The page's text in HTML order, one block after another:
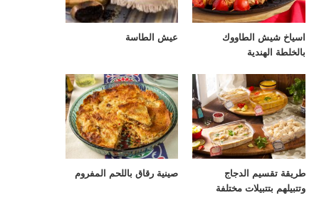
اسياخ شيش الطاووك
بالخلطة الهندية
عيش الطاسة
طريقة تقسيم الدجاج
وتتبيلهم بتتبيلات مختلفة
صينية رقاق باللحم المفروم